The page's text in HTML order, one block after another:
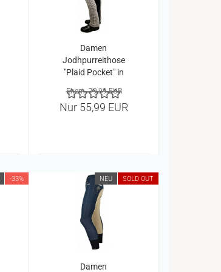
Damen
Jodhpurreithose
"Plaid Pocket" in
Ehem. 79,99 EUR
Nur 55,99 EUR
-33% NEU SOLD OUT
Damen